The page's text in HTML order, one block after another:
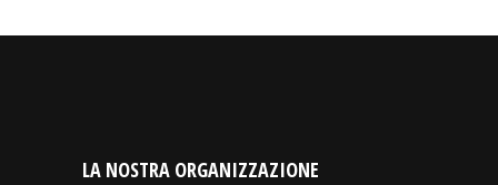
LA NOSTRA ORGANIZZAZIONE